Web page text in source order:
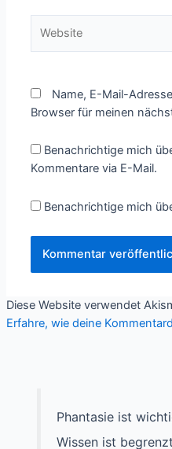
Name, E-Mail-
Browser für meinen
Benachrichtige mich
Kommentare via E-Mail.
Benachrichtige mich
Diese Website verwendet
Erfahre, wie deine
Phantasie ist
Wissen ist